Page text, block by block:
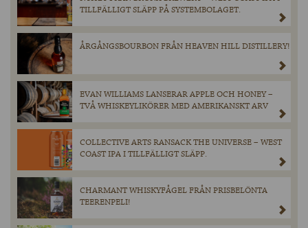
TILLFÄLLIGT SLÄPP PÅ SYSTEMBOLAGET.
ÅRGÅNGSBOURBON FRÅN HEAVEN HILL DISTILLERY!
EVAN WILLIAMS LANSERAR APPLE OCH HONEY –
TVÅ WHISKEYLIKÖRER MED AMERIKANSKT ARV
COLLECTIVE ARTS RANSACK THE UNIVERSE – WEST
COAST IPA I TILLFÄLLIGT SLÄPP.
CHARMANT WHISKYFÅGEL FRÅN PRISBELÖNTA
TEERENPELI!